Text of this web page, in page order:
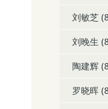
刘敏芝
刘晚生
陶建辉
罗晓晖